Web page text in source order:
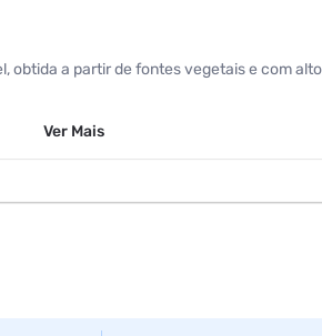
obtida a partir de fontes vegetais e com
Ver Mais